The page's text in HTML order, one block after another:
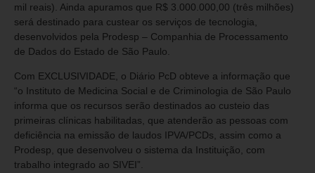
mil reais). Ainda apuramos que R$ 3.000.000,00 (três milhões)
será destinado para custear os serviços de tecnologia,
desenvolvidos pela Prodesp – Companhia de Processamento
de Dados do Estado de São Paulo.
Com EXCLUSIVIDADE, o Diário PcD obteve a informação que
“o Instituto de Medicina Social e de Criminologia de São Paulo
informa que os recursos serão destinados ao custeio das
primeiras clínicas habilitadas, que atenderão as pessoas com
deficiência na emissão de laudos IPVA/PCDs, assim como a
Prodesp, que desenvolveu o sistema da Instituição, com
trabalho integrado ao SIVEI”.